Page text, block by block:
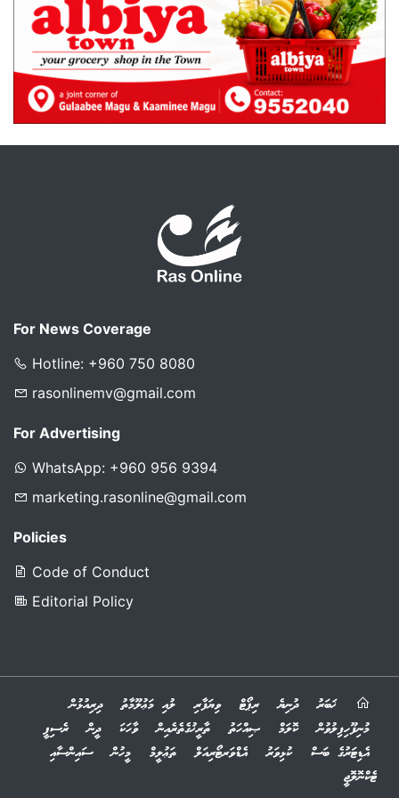
For News Coverage
Hotline: +960 750 8080
rasonlinemv@gmail.com
For Advertising
WhatsApp: +960 956 9394
marketing.rasonline@gmail.com
Policies
Code of Conduct
Editorial Policy
ޚަބަރު ދުނިޔެ ރިޕޯޓް ވިޔަފާރި ލުއި މަޢުލޫމާތު
ދިރިއުޅުން
މުނިފޫހިފިލުވުން
ކޮލަމް ޞިއްހަތު ތާރީޚުގެތެރެއިން ވާހަކަ ދީން
ރެސިޕީ
އެޑިޓަރުގެ ބަސް
ކުޅިވަރު އެޑްވަރޓޯރިއަލް ތަޢުލީމް މީހުން
ސައިންސާއި
ޓެކްނޮލޮޖީ